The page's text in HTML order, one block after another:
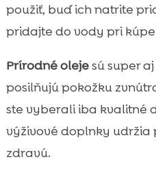
použiť, buď ich natrite
pridajte do vody pri
Prírodné olejesú super
posilňujú pokožku
ste vyberali iba kvalitné
výživové doplnky udržia
zdravú.